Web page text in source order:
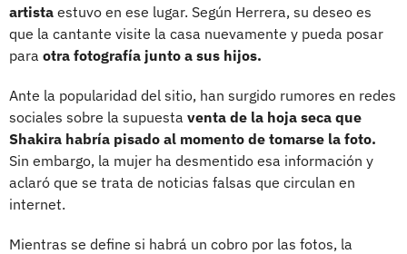
artista estuvo en ese lugar. Según Herrera, su deseo es
que la cantante visite la casa nuevamente y pueda posar
para otra fotografía junto a sus hijos.
Ante la popularidad del sitio, han surgido rumores en redes
sociales sobre la supuesta venta de la hoja seca que
Shakira habría pisado al momento de tomarse la foto.
Sin embargo, la mujer ha desmentido esa información y
aclaró que se trata de noticias falsas que circulan en
internet.
Mientras se define si habrá un cobro por las fotos, la